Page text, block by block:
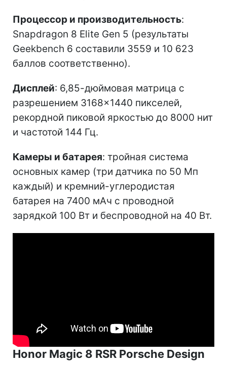
Процессор и производительность:
Snapdragon 8 Elite Gen 5 (результаты
Geekbench 6 составили 3559 и 10 623
баллов соответственно).
Дисплей: 6,85-дюймовая матрица с
разрешением 3168×1440 пикселей,
рекордной пиковой яркостью до 8000 нит
и частотой 144 Гц.
Камеры и батарея: тройная система
основных камер (три датчика по 50 Мп
каждый) и кремний-углеродистая
батарея на 7400 мАч с проводной
зарядкой 100 Вт и беспроводной на 40 Вт.
Honor Magic 8 RSR Porsche Design